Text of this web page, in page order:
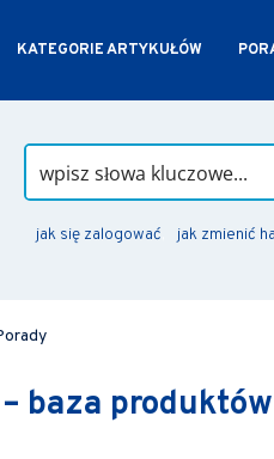
KATEGORIE ARTYKUŁÓW
jak się zalogować jak zmienić
baza produktów